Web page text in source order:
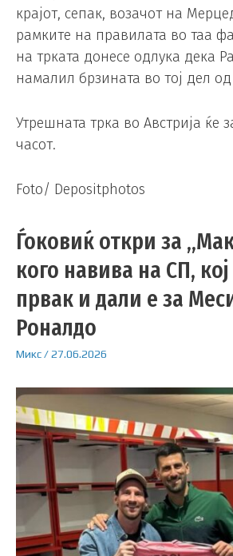
крајот, сепак, возачот на
рамките на правилата во таа
на трката донесе одлука дека
намалил брзината во тој дел од
Утрешната трка во Австрија ќе
часот.
Foto/ Depositphotos
Ѓоковиќ откри за
кого навива на СП,
првак и дали е за
Роналдо
Микс/27.06.2026